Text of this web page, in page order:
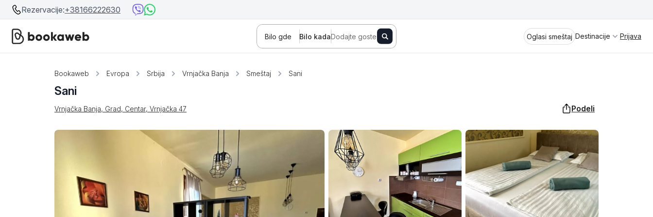
Rezervacije:+38166222630
Bilo gde Bilo kadaDodajte goste Oglasi smeštaj Destinacije
Bosna i Hercegovina
Crna Gora
Srbija
Beograd
Niš Banja Koviljača Sokobanja Fruška gora Vrnjačka Banja
Srebrno jezero Tara Banja Vrujci Perućac
Prolom Banja Kragujevac Ždrelo Golubac Kladovo
Užice Bajina Bašta Kraljevo Jagodina Aranđelovac
kroz jednu od najlepših zemalja
Evrope i sveta. Uživaćete u prikazima
planinskih masiva poput Tare i Šar-
planine, ali i u ravničarskim predelima
prostrane Vojvodine. Istraživanje
tradicije i kulturnog dobra Srbije
otkriće vam pravu narav srpskog
Prijava
Bookaweb Evropa Srbija Vrnjačka Banja Smeštaj Sani
Sani
Vrnjačka Banja, Grad, Centar, Vrnjačka 47 Podeli